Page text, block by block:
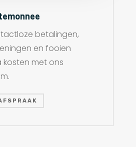
betalingen,
en fooien
kosten met ons